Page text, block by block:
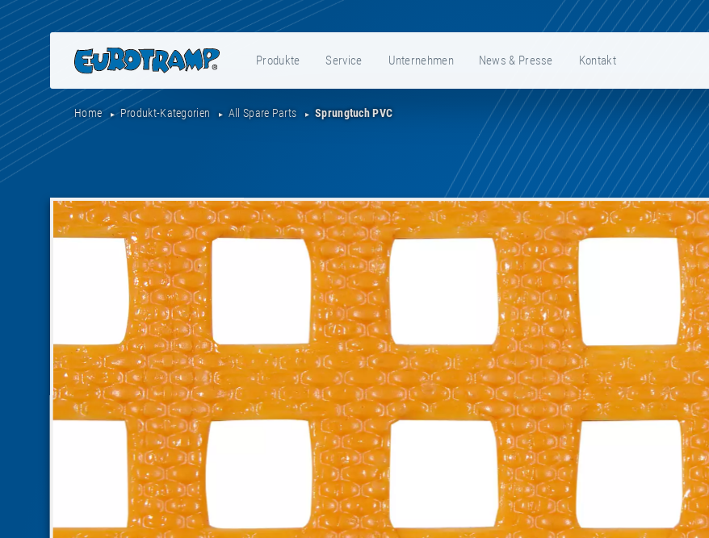
Produkte Service Unternehmen News & Presse Kontakt
Home Produkt-Kategorien All Spare Parts Sprungtuch PVC